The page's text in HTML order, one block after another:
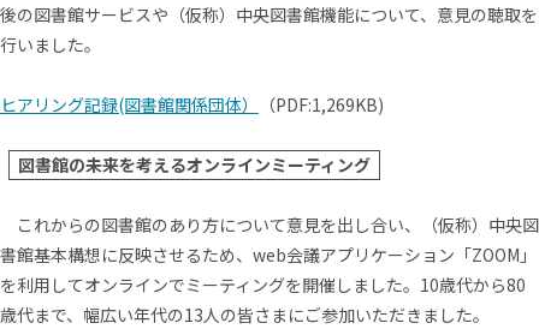
後の図書館サービスや（仮称）中央図書館機能について、意見の聴取を
行いました。
ヒアリング記録(図書館関係団体） （PDF:1,269KB)
図書館の未来を考えるオンラインミーティング
これからの図書館のあり方について意見を出し合い、（仮称）中央図
書館基本構想に反映させるため、web会議アプリケーション「ZOOM」
を利用してオンラインでミーティングを開催しました。10歳代から80
歳代まで、幅広い年代の13人の皆さまにご参加いただきました。